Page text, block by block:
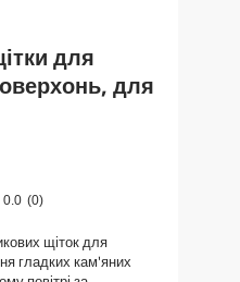
для
для
0.0 (0)
щіток для
гладких кам'яних